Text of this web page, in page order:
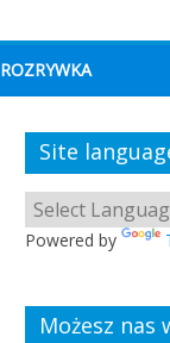
ROZRYWKA
Site
Powered by
Możesz nas